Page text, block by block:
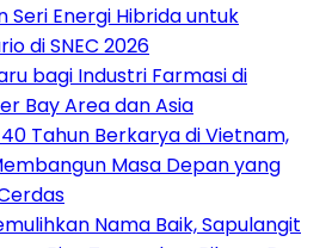
Seri Energi Hibrida untuk
di SNEC 2026
bagi Industri Farmasi di
Bay Area dan Asia
Tahun Berkarya di Vietnam,
Masa Depan yang
Nama Baik, Sapulangit